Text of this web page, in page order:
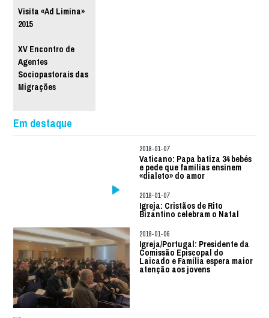
Visita «Ad Limina»
2015
XV Encontro de
Agentes
Sociopastorais das
Migrações
Em destaque
2018-01-07
Vaticano: Papa batiza 34 bebés
e pede que famílias ensinem
«dialeto» do amor
2018-01-07
Igreja: Cristãos de Rito
Bizantino celebram o Natal
2018-01-06
Igreja/Portugal: Presidente da
Comissão Episcopal do
Laicado e Família espera maior
atenção aos jovens